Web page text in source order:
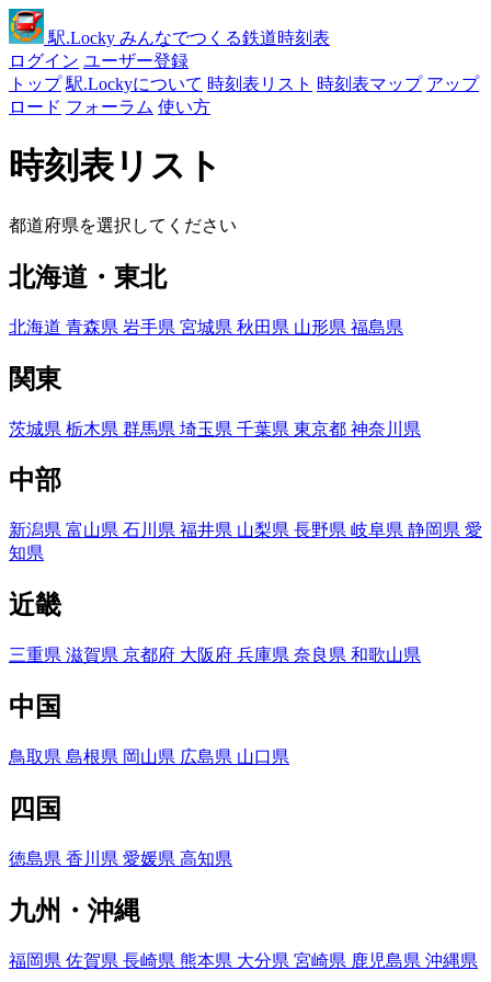
駅.Locky みんなでつくる鉄道時刻表
ログイン ユーザー登録
トップ 駅.Lockyについて 時刻表リスト 時刻表マップ アップ
ロード フォーラム 使い方
時刻表リスト
都道府県を選択してください
北海道・東北
北海道 青森県 岩手県 宮城県 秋田県 山形県 福島県
関東
茨城県 栃木県 群馬県 埼玉県 千葉県 東京都 神奈川県
中部
新潟県 富山県 石川県 福井県 山梨県 長野県 岐阜県 静岡県 愛
知県
近畿
三重県 滋賀県 京都府 大阪府 兵庫県 奈良県 和歌山県
中国
鳥取県 島根県 岡山県 広島県 山口県
四国
徳島県 香川県 愛媛県 高知県
九州・沖縄
福岡県 佐賀県 長崎県 熊本県 大分県 宮崎県 鹿児島県 沖縄県